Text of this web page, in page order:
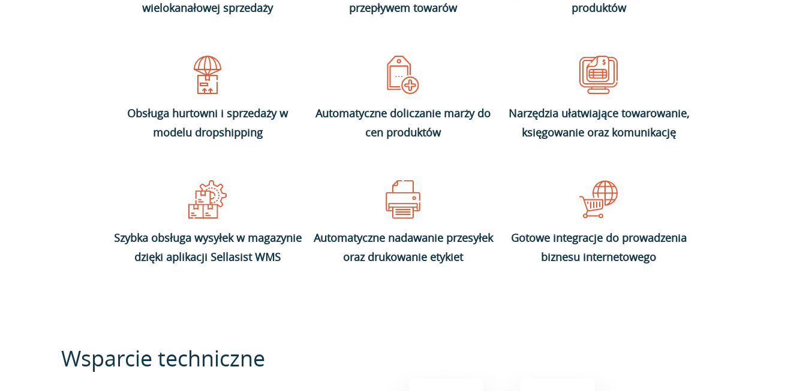
wielokanałowej sprzedaży
przepływem towarów
produktów
Obsługa hurtowni i sprzedaży w
modelu dropshipping
Automatyczne doliczanie marży do
cen produktów
Narzędzia ułatwiające towarowanie,
księgowanie oraz komunikację
Szybka obsługa wysyłek w magazynie
dzięki aplikacji Sellasist WMS
Automatyczne nadawanie przesyłek
oraz drukowanie etykiet
Gotowe integracje do prowadzenia
biznesu internetowego
Wsparcie techniczne